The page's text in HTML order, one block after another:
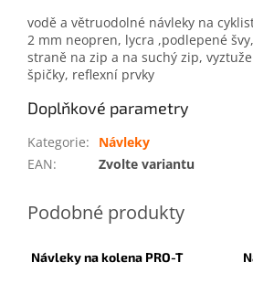
vodě a větruodolné návleky na
2 mm neopren, lycra ,podlepené
straně na zip a na suchý zip,
špičky, reflexní prvky
Doplňkové parametry
Kategorie:
Návleky
EAN: Zvolte variantu
Návleky na kolena PRO-T